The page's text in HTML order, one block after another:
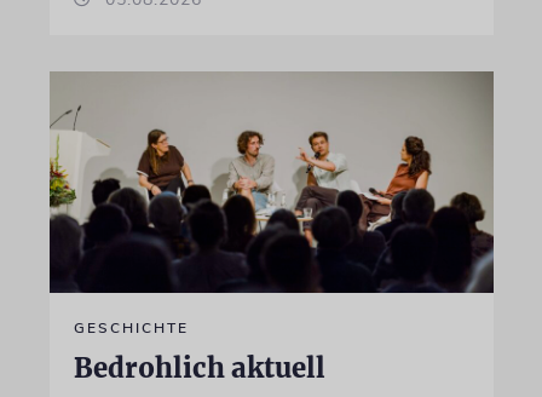
GESCHICHTE
Bedrohlich aktuell